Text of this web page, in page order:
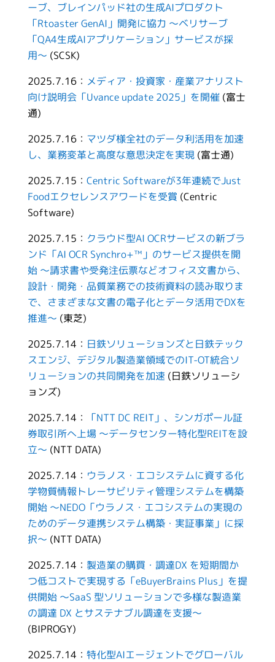
ーブ、ブレインパッド社の生成AIプロダクト
「Rtoaster GenAI」開発に協力 〜ベリサーブ
「QA4生成AIアプリケーション」サービスが採
用〜 (SCSK)
2025.7.16： メディア・投資家・産業アナリスト
向け説明会「Uvance update 2025」を開催(富士
通)
2025.7.16： マツダ様全社のデータ利活用を加速
し、業務変革と高度な意思決定を実現(富士通)
2025.7.15： Centric Softwareが3年連続でJust
Foodエクセレンスアワードを受賞 (Centric
Software)
2025.7.15： クラウド型AI OCRサービスの新ブラ
ンド「AI OCR Synchro+™」のサービス提供を開
始 ～請求書や受発注伝票などオフィス文書から、
設計・開発・品質業務での技術資料の読み取りま
で、さまざまな文書の電子化とデータ活用でDXを
推進～ (東芝)
2025.7.14： 日鉄ソリューションズと日鉄テック
スエンジ、デジタル製造業領域でのIT-OT統合ソ
リューションの共同開発を加速 (日鉄ソリューシ
ョンズ)
2025.7.14：
「NTT DC REIT」、シンガポール証
券取引所へ上場 ～データセンター特化型REITを設
立～ (NTT DATA)
2025.7.14： ウラノス・エコシステムに資する化
学物質情報トレーサビリティ管理システムを構築
開始 ～NEDO「ウラノス・エコシステムの実現の
ためのデータ連携システム構築・実証事業」に採
択～ (NTT DATA)
2025.7.14： 製造業の購買・調達DX を短期間か
つ低コストで実現する「eBuyerBrains Plus」を提
供開始 ～SaaS 型ソリューションで多様な製造業
の調達 DX とサステナブル調達を支援～
(BIPROGY)
2025.7.14： 特化型AIエージェントでグローバル